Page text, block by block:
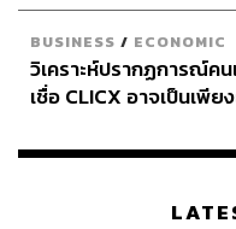
BUSINESS / ECONOMIC
วิเคราะห์ปรากฏการณ์ค
เชื่อ CLICX อาจเป็นเพีย
เรือนไทยที่ถูกซุกไว้